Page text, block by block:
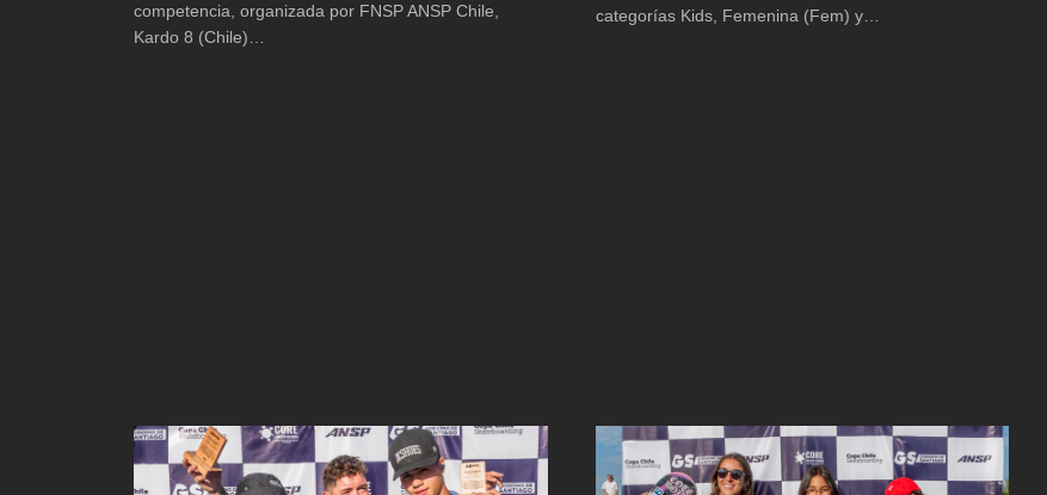
competencia, organizada por FNSP ANSP Chile,
Kardo 8 (Chile)…
categorías Kids, Femenina (Fem) y…